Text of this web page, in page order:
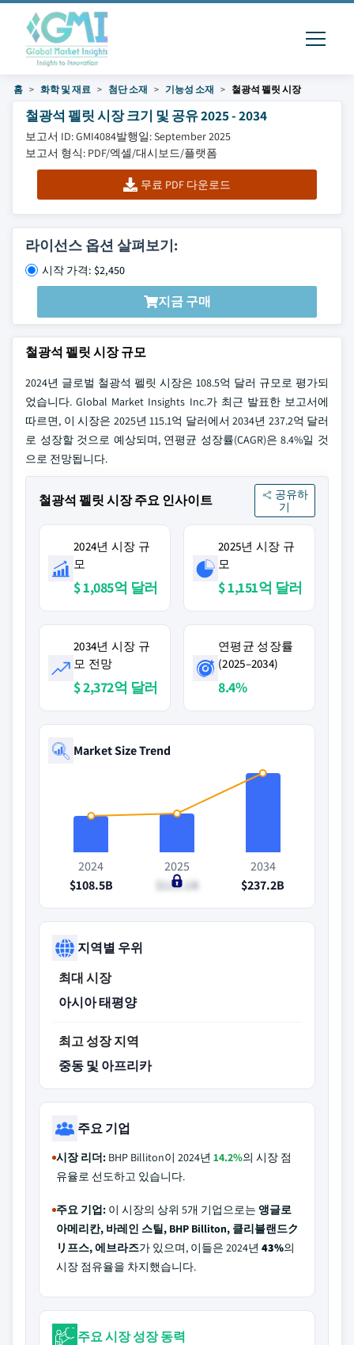
홈 화학 및 재료 첨단 소재 기능성 소재 철광석 펠릿 시장
철광석 펠릿 시장 크기 및 공유 2025 - 2034
보고서 ID: GMI4084발행일: September 2025
보고서 형식: PDF/엑셀/대시보드/플랫폼
무료 PDF 다운로드
라이선스 옵션 살펴보기:
시작 가격: $2,450
지금 구매
철광석 펠릿 시장 규모
2024년 글로벌 철광석 펠릿 시장은 108.5억 달러 규모로 평가되
었습니다. Global Market Insights Inc.가 최근 발표한 보고서에
따르면, 이 시장은 2025년 115.1억 달러에서 2034년 237.2억 달러
로 성장할 것으로 예상되며, 연평균 성장률(CAGR)은 8.4%일 것
으로 전망됩니다.
철광석 펠릿 시장 주요 인사이트
공유하
기
2024년 시장 규
모
$ 1,085억 달러
2025년 시장 규
모
$ 1,151억 달러
2034년 시장 규
모 전망
$ 2,372억 달러
연평균 성장률
(2025–2034)
8.4%
Market Size Trend
2024
$108.5B
2025
$115.1B
2034
$237.2B
지역별 우위
최대 시장
아시아 태평양
최고 성장 지역
중동 및 아프리카
주요 기업
시장 리더: BHP Billiton이 2024년 14.2%의 시장 점
유율로 선도하고 있습니다.
주요 기업: 이 시장의 상위 5개 기업으로는 앵글로
아메리칸, 바레인 스틸, BHP Billiton, 클리블랜드ク
リ프스, 에브라즈가 있으며, 이들은 2024년 43%의
시장 점유율을 차지했습니다.
주요 시장 성장 동력